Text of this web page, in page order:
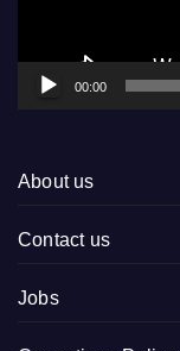
00:00
About us
Contact us
Jobs